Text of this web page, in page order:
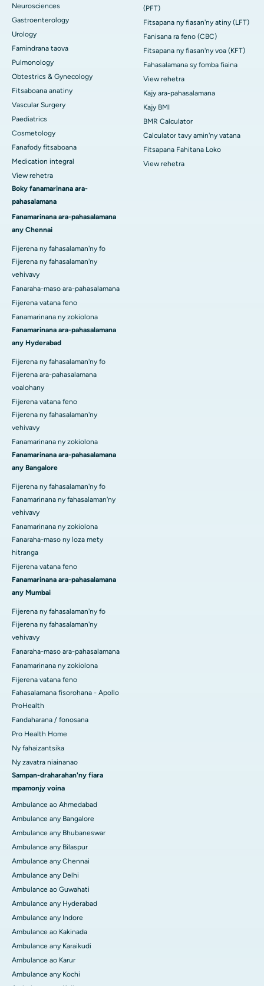
Neurosciences
Gastroenterology
Urology
Famindrana taova
Pulmonology
Obtestrics & Gynecology
Fitsaboana anatiny
Vascular Surgery
Paediatrics
Cosmetology
Fanafody fitsaboana
Medication integral
View rehetra
Boky fanamarinana ara-
pahasalamana
Fanamarinana ara-pahasalamana
any Chennai
Fijerena ny fahasalaman'ny fo
Fijerena ny fahasalaman'ny
vehivavy
Fanaraha-maso ara-pahasalamana
Fijerena vatana feno
Fanamarinana ny zokiolona
Fanamarinana ara-pahasalamana
any Hyderabad
Fijerena ny fahasalaman'ny fo
Fijerena ara-pahasalamana
voalohany
Fijerena vatana feno
Fijerena ny fahasalaman'ny
vehivavy
Fanamarinana ny zokiolona
Fanamarinana ara-pahasalamana
any Bangalore
Fijerena ny fahasalaman'ny fo
Fanamarinana ny fahasalaman'ny
vehivavy
Fanamarinana ny zokiolona
Fanaraha-maso ny loza mety
hitranga
Fijerena vatana feno
Fanamarinana ara-pahasalamana
any Mumbai
Fijerena ny fahasalaman'ny fo
Fijerena ny fahasalaman'ny
vehivavy
Fanaraha-maso ara-pahasalamana
Fanamarinana ny zokiolona
Fijerena vatana feno
Fahasalamana fisorohana - Apollo
ProHealth
Fandaharana / fonosana
Pro Health Home
Ny fahaizantsika
Ny zavatra niainanao
Sampan-draharahan'ny fiara
mpamonjy voina
Ambulance ao Ahmedabad
Ambulance any Bangalore
Ambulance any Bhubaneswar
Ambulance any Bilaspur
Ambulance any Chennai
Ambulance any Delhi
Ambulance ao Guwahati
Ambulance any Hyderabad
Ambulance any Indore
Ambulance ao Kakinada
Ambulance any Karaikudi
Ambulance ao Karur
Ambulance any Kochi
(PFT)
Fitsapana ny fiasan'ny atiny (LFT)
Fanisana ra feno (CBC)
Fitsapana ny fiasan'ny voa (KFT)
Fahasalamana sy fomba fiaina
View rehetra
Kajy ara-pahasalamana
Kajy BMI
BMR Calculator
Calculator tavy amin'ny vatana
Fitsapana Fahitana Loko
View rehetra